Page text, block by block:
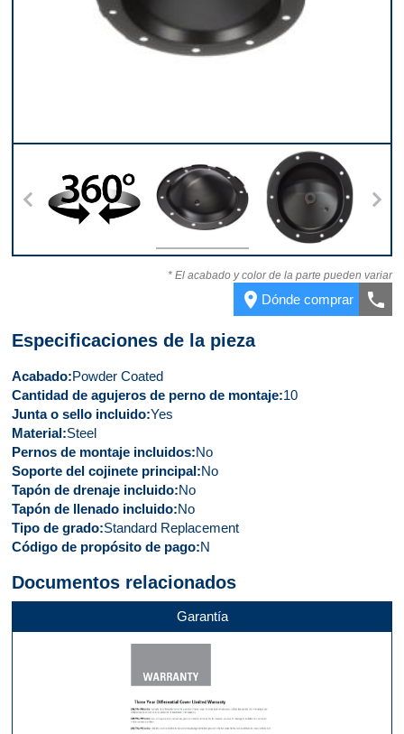
Parte superior Parte inferior
* El acabado y color de la parte pueden variar
place Dónde comprar call
Especificaciones de la pieza
Acabado Powder Coated
Cantidad de agujeros de perno de montaje 10
Junta o sello incluido Yes
Material Steel
Pernos de montaje incluidos No
Soporte del cojinete principal No
Tapón de drenaje incluido No
Tapón de llenado incluido No
Tipo de grado Standard Replacement
Código de propósito de pago N
Documentos relacionados
Garantía